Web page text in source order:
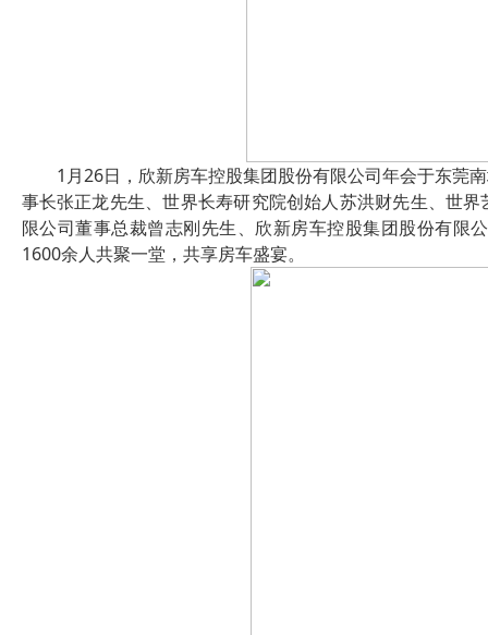
1月26日，欣新房车控股集团股份有限公司年会于东莞
事长张正龙先生、世界长寿研究院创始人苏洪财先生、世
限公司董事总裁曾志刚先生、欣新房车控股集团股份有限
1600余人共聚一堂，共享房车盛宴。